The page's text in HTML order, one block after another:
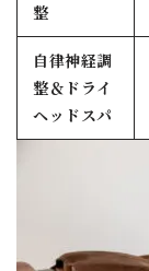
整
自律神経調
整＆ドライ
ヘッドスパ